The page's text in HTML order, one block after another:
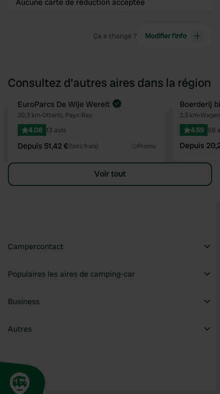
Aucune carte de réduction acceptée
Ça a changé ? Modifier l’info
Consultez d'autres aires dans la région
Préféré
Reserve maintenant
EuroParcs De Wije Werelt
20,3 km•Otterlo, Pays-Bas
4.08 13 avis
Depuis 51,42 €(hors frais) Promu
Reserve
Boerderij
2,3 km•
4.59 68
Depuis
Voir tout
Campercontact
Populaires les aires de camping-car
Business
Autres